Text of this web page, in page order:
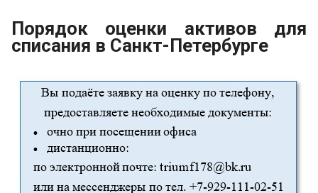
Порядок оценки активов для
списания в Санкт-Петербурге